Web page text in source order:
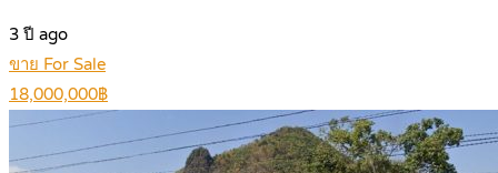
3 ปี ago
ขาย For Sale
18,000,000฿